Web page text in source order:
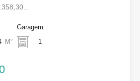
M²
Garagem
1